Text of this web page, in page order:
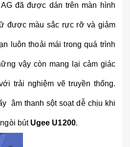
đã được dán trên màn hình
được màu sắc rực rỡ và giảm
luôn thoải mái trong quá trình
vậy còn mang lại cảm giác
trải nghiệm vẽ truyền thống.
âm thanh sột soạt dễ chịu khi
bút Ugee U1200.